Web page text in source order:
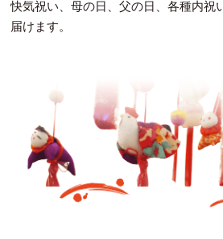
快気祝い、母の日、父の日、各種内祝
届けます。